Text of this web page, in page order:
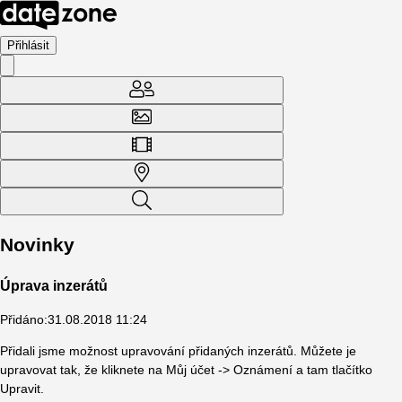
Přihlásit
Novinky
Úprava inzerátů
Přidáno:31.08.2018 11:24
Přidali jsme možnost upravování přidaných inzerátů. Můžete je
upravovat tak, že kliknete na Můj účet -> Oznámení a tam tlačítko
Upravit.